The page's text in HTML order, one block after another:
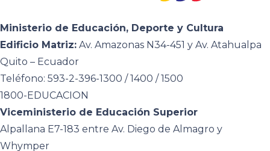
Ministerio de Educación, Deporte y Cultura
Edificio Matriz: Av. Amazonas N34-451 y Av. Atahualpa
Quito – Ecuador
Teléfono: 593-2-396-1300 / 1400 / 1500
1800-EDUCACION
Viceministerio de Educación Superior
Alpallana E7-183 entre Av. Diego de Almagro y
Whymper